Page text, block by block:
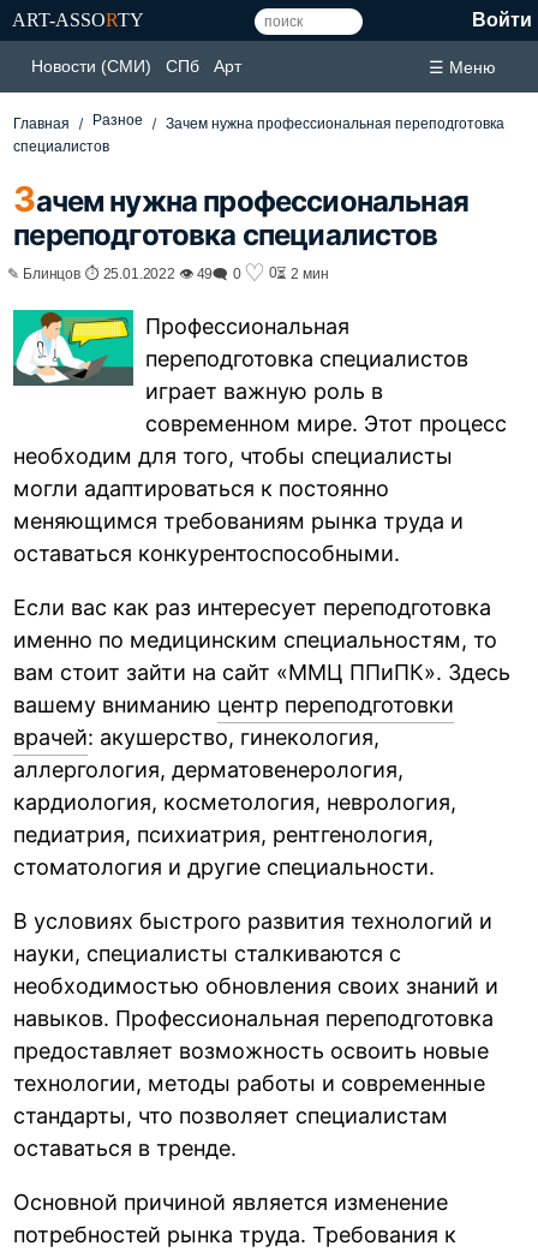
ART-ASSORTY Войти
Новости (СМИ) СПб Арт ☰ Меню
Главная Разное
Зачем нужна профессиональная переподготовка
специалистов
Зачем нужна профессиональная
переподготовка специалистов
✎ Блинцов ⏱ 25.01.2022 👁 49🗨 0 ♡ 0⏳ 2 мин
Профессиональная
переподготовка специалистов
играет важную роль в
современном мире. Этот процесс
необходим для того, чтобы специалисты
могли адаптироваться к постоянно
меняющимся требованиям рынка труда и
оставаться конкурентоспособными.
Если вас как раз интересует переподготовка
именно по медицинским специальностям, то
вам стоит зайти на сайт «ММЦ ППиПК». Здесь
вашему вниманию центр переподготовки
врачей: акушерство, гинекология,
аллергология, дерматовенерология,
кардиология, косметология, неврология,
педиатрия, психиатрия, рентгенология,
стоматология и другие специальности.
В условиях быстрого развития технологий и
науки, специалисты сталкиваются с
необходимостью обновления своих знаний и
навыков. Профессиональная переподготовка
предоставляет возможность освоить новые
технологии, методы работы и современные
стандарты, что позволяет специалистам
оставаться в тренде.
Основной причиной является изменение
потребностей рынка труда. Требования к